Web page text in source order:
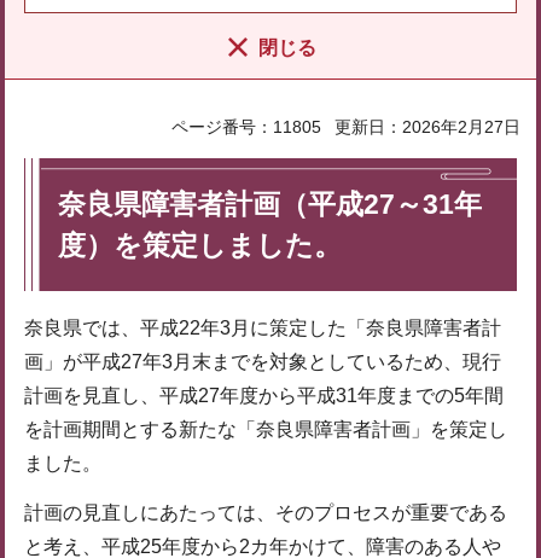
閉じる
ページ番号：11805 更新日：2026年2月27日
奈良県障害者計画（平成27～31年
度）を策定しました。
奈良県では、平成22年3月に策定した「奈良県障害者計
画」が平成27年3月末までを対象としているため、現行
計画を見直し、平成27年度から平成31年度までの5年間
を計画期間とする新たな「奈良県障害者計画」を策定し
ました。
計画の見直しにあたっては、そのプロセスが重要である
と考え、平成25年度から2カ年かけて、障害のある人や